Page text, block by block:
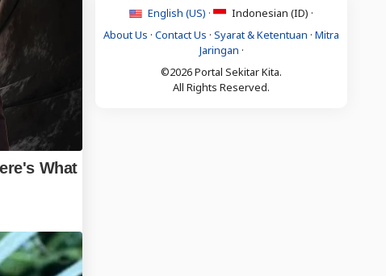
English (US) ·
Indonesian (ID) ·
About Us · Contact Us · Syarat & Ketentuan · Mitra
Jaringan ·
©2026 Portal Sekitar Kita.
All Rights Reserved.